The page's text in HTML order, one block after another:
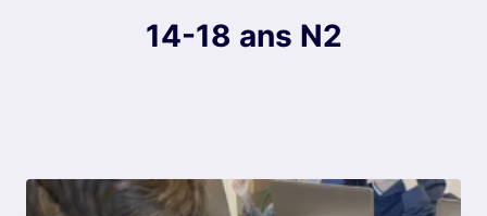
14-18 ans N2